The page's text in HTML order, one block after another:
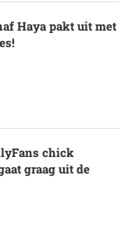
Haya pakt uit met
chick
graag uit de